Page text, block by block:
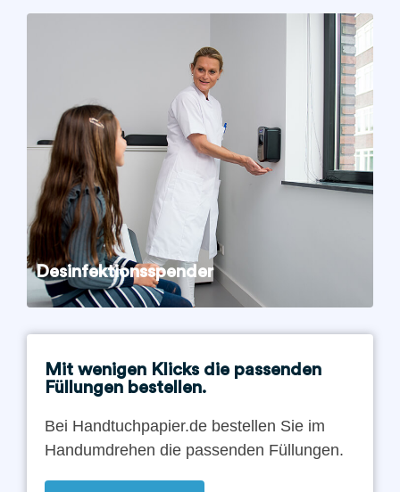
Desinfektionsspender
Mit wenigen Klicks die passenden
Füllungen bestellen.
Bei Handtuchpapier.de bestellen Sie im
Handumdrehen die passenden Füllungen.